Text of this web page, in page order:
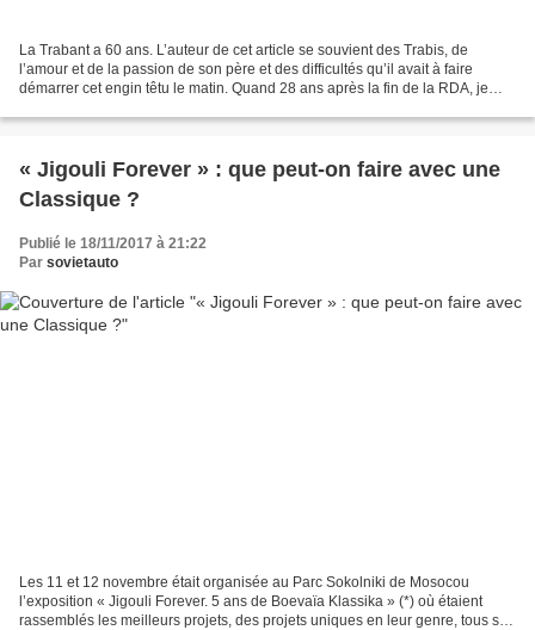
La Trabant a 60 ans. L’auteur de cet article se souvient des Trabis, de
l’amour et de la passion de son père et des difficultés qu’il avait à faire
démarrer cet engin têtu le matin. Quand 28 ans après la fin de la RDA, je
« Jigouli Forever » : que peut-on faire avec une
Classique ?
Publié le 18/11/2017 à 21:22
Par sovietauto
Les 11 et 12 novembre était organisée au Parc Sokolniki de Mosocou
l’exposition « Jigouli Forever. 5 ans de Boevaïa Klassika » (*) où étaient
rassemblés les meilleurs projets, des projets uniques en leur genre, tous sur